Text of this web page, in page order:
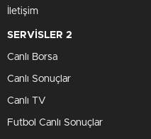
İletişim
SERVİSLER 2
Canlı Borsa
Canlı Sonuçlar
Canlı TV
Futbol Canlı Sonuçlar